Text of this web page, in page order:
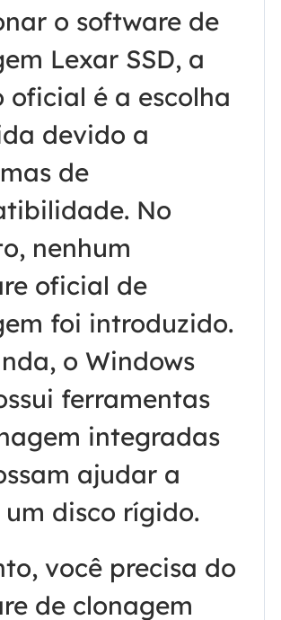
o software de
Lexar SSD, a
oficial é a escolha
devido a
de
No
nenhum
oficial de
foi introduzido.
o Windows
ferramentas
integradas
ajudar a
disco rígido.
você precisa do
de clonagem